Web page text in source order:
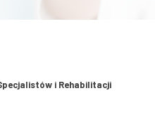
i Rehabilitacji